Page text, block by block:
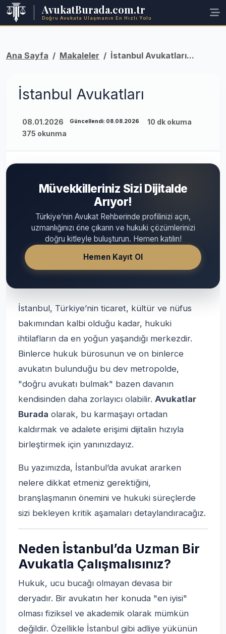
AvukatBurada.com.tr
Doğru Avukata Ulaşmanın En Hızlı Yolu
Ana Sayfa Makaleler İstanbul Avukatları...
İstanbul Avukatları
08.01.2026 Güncellendi: 08.08.2026
10 dk okuma
375 okunma
Müvekkilleriniz Sizi Dijitalde
Arıyor!
Türkiye’nin Avukat Rehberinde profilinizi açın,
uzmanlığınızı öne çıkarın ve hukuki çözümlerinizi
doğru kitleyle buluşturun. Hemen katılın!
Hemen Kayıt Ol
İstanbul, Türkiye’nin ticaret, kültür ve nüfus
bakımından kalbi olduğu kadar, hukuki
ihtilafların da en yoğun yaşandığı merkezdir.
Binlerce hukuk bürosunun ve on binlerce
avukatın bulunduğu bu dev metropolde,
"doğru avukatı bulmak" bazen davanın
kendisinden daha zorlayıcı olabilir. Avukatlar
Burada olarak, bu karmaşayı ortadan
kaldırmak ve adalete erişimi dijitalin hızıyla
birleştirmek için yanınızdayız.
Bu yazımızda, İstanbul’da avukat ararken
nelere dikkat etmeniz gerektiğini,
branşlaşmanın önemini ve hukuki süreçlerde
sizi bekleyen kritik aşamaları detaylandıracağız.
Neden İstanbul’da Uzman Bir
Avukatla Çalışmalısınız?
Hukuk, ucu bucağı olmayan devasa bir
deryadır. Bir avukatın her konuda "en iyisi"
olması fiziksel ve akademik olarak mümkün
değildir. Özellikle İstanbul gibi adliye yükünün